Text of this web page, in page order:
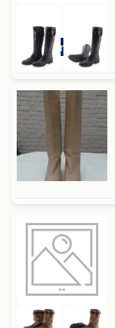
Duurzame deal